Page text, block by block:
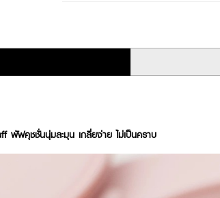
พัฟคุชชั่นนุ่มละมุน เกลี่ยง่าย ไม่เป็นคราบ